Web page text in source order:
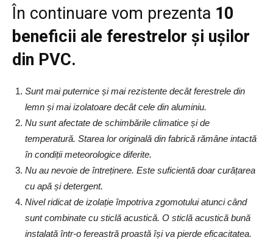
În continuare vom prezenta 10
beneficii ale ferestrelor și ușilor
din PVC.
Sunt mai puternice și mai rezistente decât ferestrele din
lemn și mai izolatoare decât cele din aluminiu.
Nu sunt afectate de schimbările climatice și de
temperatură. Starea lor originală din fabrică rămâne intactă
în condiții meteorologice diferite.
Nu au nevoie de întreținere. Este suficientă doar curățarea
cu apă și detergent.
Nivel ridicat de izolație împotriva zgomotului atunci când
sunt combinate cu sticlă acustică. O sticlă acustică bună
instalată într-o fereastră proastă își va pierde eficacitatea.